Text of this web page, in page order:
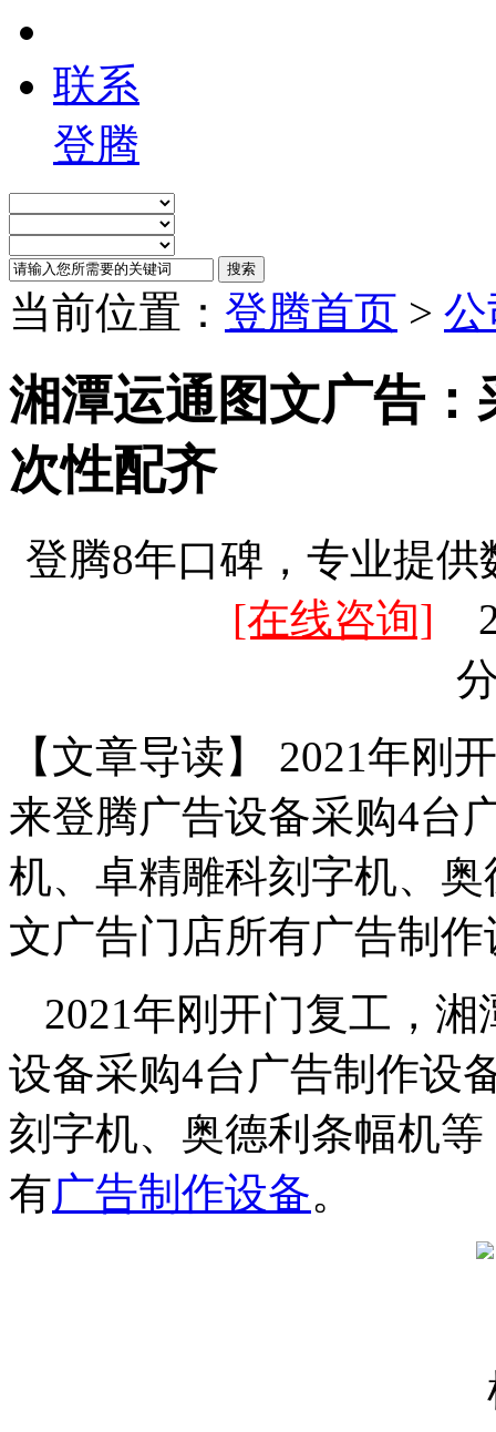
联系
登腾
当前位置： 登腾首页 >
湘潭运通图文广告
次性配齐
登腾8年口碑，专业提
[在线咨询]
【文章导读】 2021年刚
来登腾广告设备采购4台
机、卓精雕科刻字机、
文广告门店所有广告制作
2021年刚开门复工，
设备采购4台广告制作设
刻字机、奥德利条幅机
有广告制作设备。